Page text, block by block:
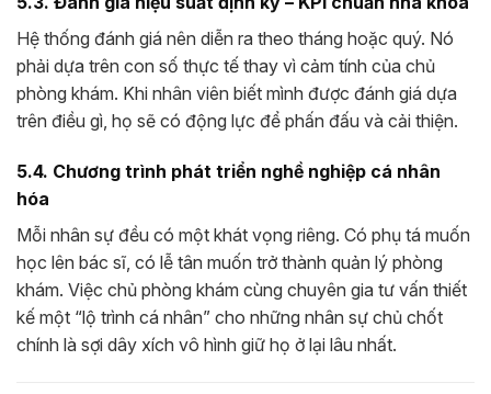
Hệ thống đánh giá nên diễn ra theo tháng hoặc quý. Nó
phải dựa trên con số thực tế thay vì cảm tính của chủ
phòng khám. Khi nhân viên biết mình được đánh giá dựa
trên điều gì, họ sẽ có động lực để phấn đấu và cải thiện.
5.4. Chương trình phát triển nghề nghiệp cá nhân
hóa
Mỗi nhân sự đều có một khát vọng riêng. Có phụ tá muốn
học lên bác sĩ, có lễ tân muốn trở thành quản lý phòng
khám. Việc chủ phòng khám cùng chuyên gia tư vấn thiết
kế một “lộ trình cá nhân” cho những nhân sự chủ chốt
chính là sợi dây xích vô hình giữ họ ở lại lâu nhất.